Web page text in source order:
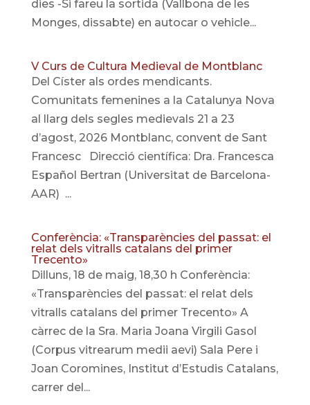
dies -Si fareu la sortida (Vallbona de les
Monges, dissabte) en autocar o vehicle...
V Curs de Cultura Medieval de Montblanc
Del Císter als ordes mendicants.
Comunitats femenines a la Catalunya Nova
al llarg dels segles medievals 21 a 23
d’agost, 2026 Montblanc, convent de Sant
Francesc Direcció científica: Dra. Francesca
Español Bertran (Universitat de Barcelona-
AAR) ...
Conferència: «Transparències del passat: el
relat dels vitralls catalans del primer
Trecento»
Dilluns, 18 de maig, 18,30 h Conferència:
«Transparències del passat: el relat dels
vitralls catalans del primer Trecento» A
càrrec de la Sra. Maria Joana Virgili Gasol
(Corpus vitrearum medii aevi) Sala Pere i
Joan Coromines, Institut d’Estudis Catalans,
carrer del...